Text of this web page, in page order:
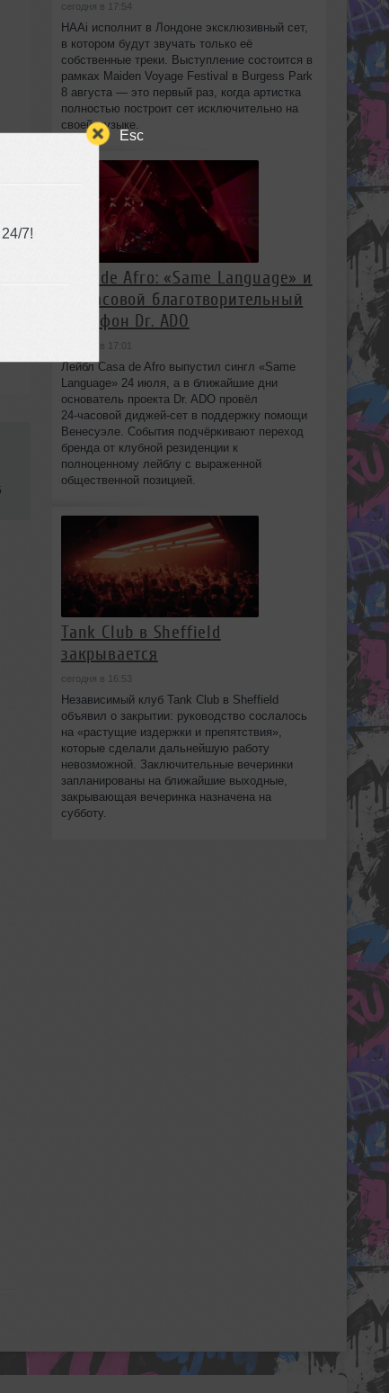
Esc
7!
сегодня в 17:54
HAAi исполнит в Лондоне эксклюзивный сет,
в котором будут звучать только её
собственные треки. Выступление состоится в
рамках Maiden Voyage Festival в Burgess Park
8 августа — это первый раз, когда артистка
полностью построит сет исключительно на
своей музыке.
Casa de Afro: «Same Language» и
24‑часовой благотворительный
марафон Dr. ADO
сегодня в 17:01
Лейбл Casa de Afro выпустил сингл «Same
Language» 24 июля, а в ближайшие дни
основатель проекта Dr. ADO провёл
24‑часовой диджей‑сет в поддержку помощи
Венесуэле. События подчёркивают переход
бренда от клубной резиденции к
полноценному лейблу с выраженной
общественной позицией.
Tank Club в Sheffield
закрывается
сегодня в 16:53
Независимый клуб Tank Club в Sheffield
объявил о закрытии: руководство сослалось
на «растущие издержки и препятствия»,
которые сделали дальнейшую работу
невозможной. Заключительные вечеринки
запланированы на ближайшие выходные,
закрывающая вечеринка назначена на
субботу.